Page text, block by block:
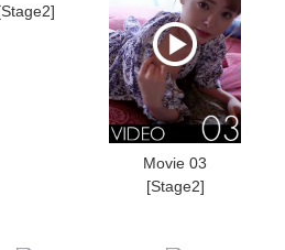
Movie 03
[Stage2]